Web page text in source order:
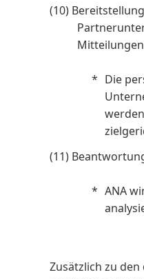
(10)
Die
(11)
ANA
Zusätzlich zu